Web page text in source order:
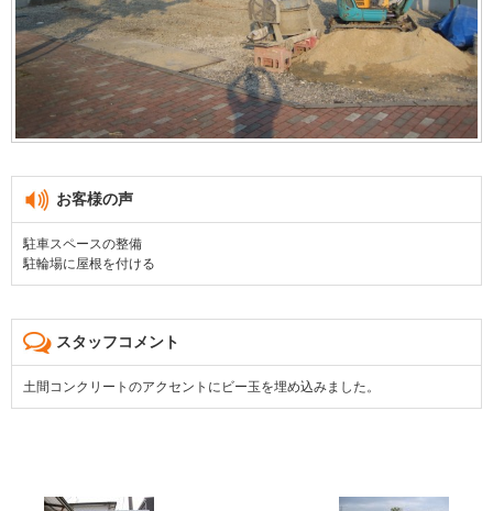
お客様の声
駐車スペースの整備
駐輪場に屋根を付ける
スタッフコメント
土間コンクリートのアクセントにビー玉を埋め込みました。